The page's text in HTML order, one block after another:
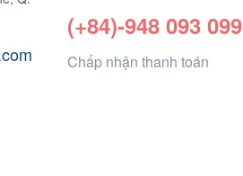
(+84)-948 093 099
Chấp nhận thanh toán